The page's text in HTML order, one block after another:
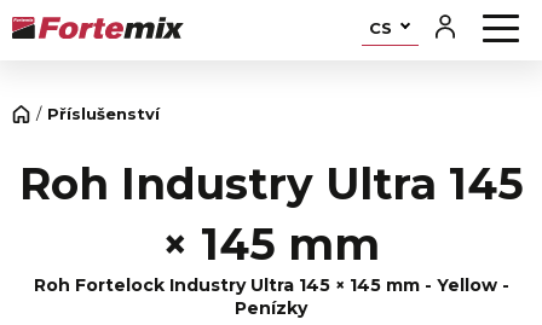
CS
Příslušenství
Roh Industry Ultra 145
× 145 mm
Roh Fortelock Industry Ultra 145 × 145 mm - Yellow -
Penízky